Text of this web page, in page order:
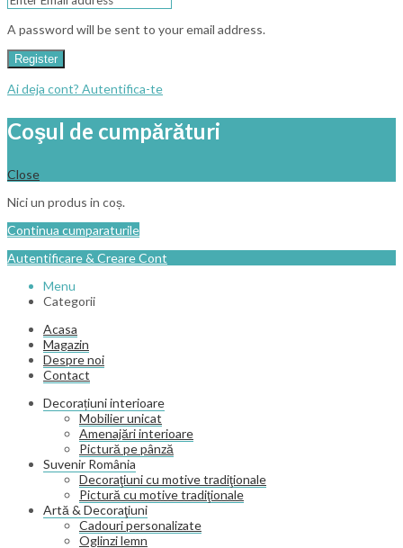
A password will be sent to your email address.
Register
Ai deja cont? Autentifica-te
Coşul de cumpărături
Close
Nici un produs in coș.
Continua cumparaturile
Autentificare & Creare Cont
Menu
Categorii
Acasa
Magazin
Despre noi
Contact
Decorațiuni interioare
Mobilier unicat
Amenajări interioare
Pictură pe pânză
Suvenir România
Decoraţiuni cu motive tradiţionale
Pictură cu motive tradiţionale
Artă & Decoraţiuni
Cadouri personalizate
Oglinzi lemn